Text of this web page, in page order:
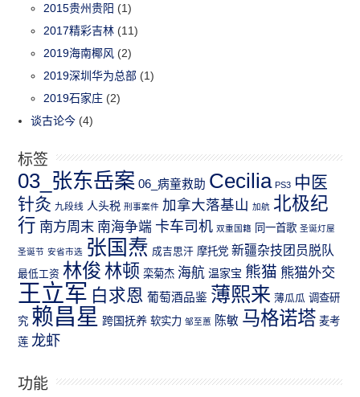
2015贵州贵阳 (1)
2017精彩吉林 (11)
2019海南椰风 (2)
2019深圳华为总部 (1)
2019石家庄 (2)
谈古论今 (4)
标签
03_张东岳案 06_病童救助 Cecilia PS3 中医
针灸 九段线 人头税 刑事案件 加拿大落基山 加航 北极纪
行 南方周末 南海争端 卡车司机 双重国籍 同一首歌 圣诞灯屋
圣诞节 安省市选 张国焘 成吉思汗 摩托党 新疆杂技团员脱队
最低工资 林俊 林顿 栾菊杰 海航 温家宝 熊猫 熊猫外交
王立军 白求恩 葡萄酒品鉴 薄熙来 薄瓜瓜 调查研
究 赖昌星 跨国抚养 软实力 邹至蕙 陈敏 马格诺塔 麦考
莲 龙虾
功能